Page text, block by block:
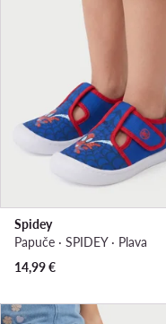
Spidey
Papuče · SPIDEY · Plava
14,99€